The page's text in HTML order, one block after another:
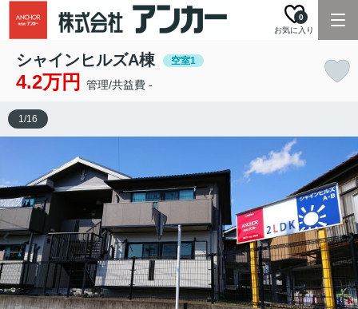
お気に入り
0
シャインヒルズA棟 空室1
4.2万円 管理/共益費 -
1/16